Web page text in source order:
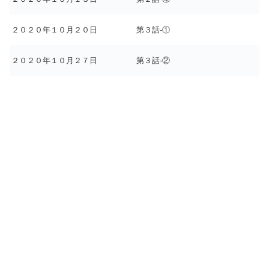
２０２０年１０月２０日 第３話-①
２０２０年１０月２７日 第３話-②